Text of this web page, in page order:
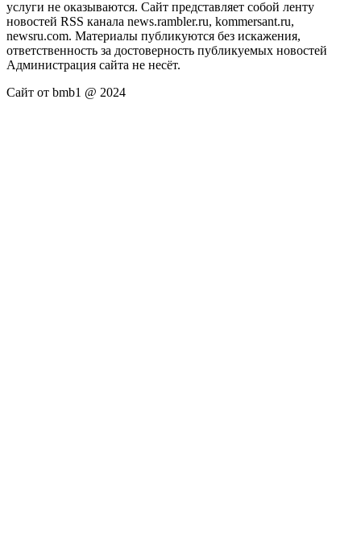
услуги не оказываются. Сайт представляет собой ленту
новостей RSS канала news.rambler.ru, kommersant.ru,
newsru.com. Материалы публикуются без искажения,
ответственность за достоверность публикуемых новостей
Администрация сайта не несёт.
Сайт от bmb1 @ 2024